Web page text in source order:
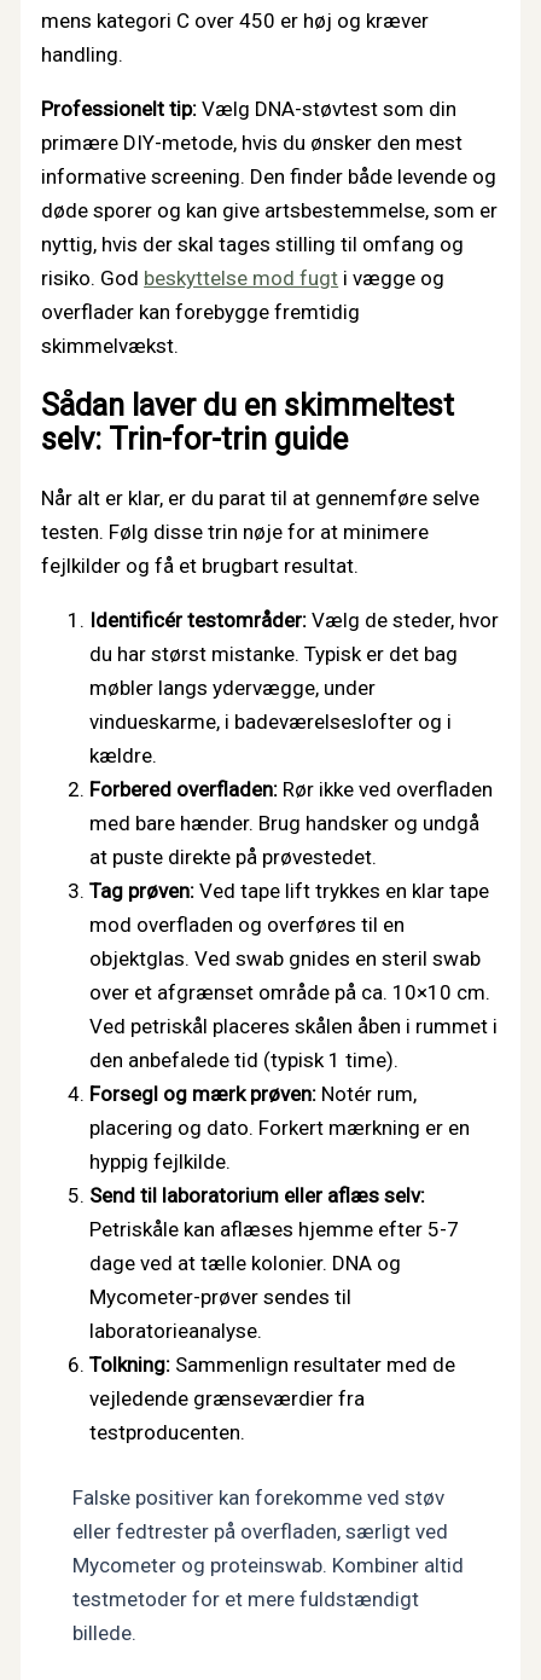
mens kategori C over 450 er høj og kræver
handling.
Professionelt tip: Vælg DNA-støvtest som din
primære DIY-metode, hvis du ønsker den mest
informative screening. Den finder både levende og
døde sporer og kan give artsbestemmelse, som er
nyttig, hvis der skal tages stilling til omfang og
risiko. God beskyttelse mod fugt i vægge og
overflader kan forebygge fremtidig
skimmelvækst.
Sådan laver du en skimmeltest
selv: Trin-for-trin guide
Når alt er klar, er du parat til at gennemføre selve
testen. Følg disse trin nøje for at minimere
fejlkilder og få et brugbart resultat.
Identificér testområder: Vælg de steder, hvor
du har størst mistanke. Typisk er det bag
møbler langs ydervægge, under
vindueskarme, i badeværelseslofter og i
kældre.
Forbered overfladen: Rør ikke ved overfladen
med bare hænder. Brug handsker og undgå
at puste direkte på prøvestedet.
Tag prøven: Ved tape lift trykkes en klar tape
mod overfladen og overføres til en
objektglas. Ved swab gnides en steril swab
over et afgrænset område på ca. 10×10 cm.
Ved petriskål placeres skålen åben i rummet i
den anbefalede tid (typisk 1 time).
Forsegl og mærk prøven: Notér rum,
placering og dato. Forkert mærkning er en
hyppig fejlkilde.
Send til laboratorium eller aflæs selv:
Petriskåle kan aflæses hjemme efter 5-7
dage ved at tælle kolonier. DNA og
Mycometer-prøver sendes til
laboratorieanalyse.
Tolkning: Sammenlign resultater med de
vejledende grænseværdier fra
testproducenten.
Falske positiver kan forekomme ved støv
eller fedtrester på overfladen, særligt ved
Mycometer og proteinswab. Kombiner altid
testmetoder for et mere fuldstændigt
billede.